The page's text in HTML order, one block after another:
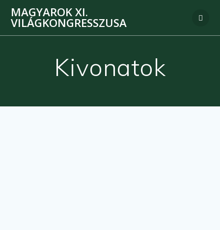
MAGYAROK XI.
VILÁGKONGRESSZUSA
Kivonatok